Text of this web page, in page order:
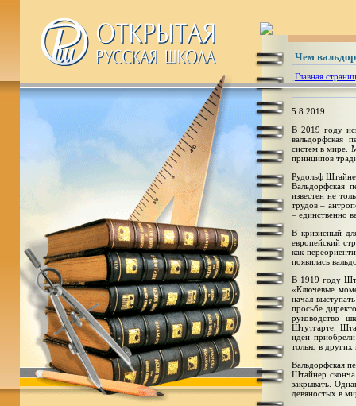
Чем
Главная
5.8.2019
В 2019 году
вальдорфская
систем в мире.
принципов
Рудольф
Вальдорфская
известен не
трудов –
– единственно
В кризисный
европейский
как
появилась
В 1919 году
«Ключевые
начал
просьбе
руководство
Штутгарте.
идеи
только в
Вальдорфская
Штайнер
закрывать.
девяностых в